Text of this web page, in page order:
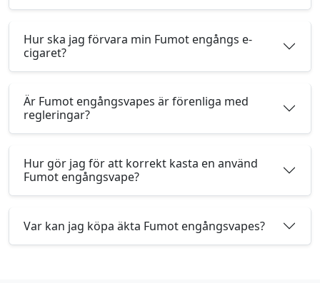
Hur ska jag förvara min Fumot engångs e-
cigaret?
Är Fumot engångsvapes är förenliga med
regleringar?
Hur gör jag för att korrekt kasta en använd
Fumot engångsvape?
Var kan jag köpa äkta Fumot engångsvapes?